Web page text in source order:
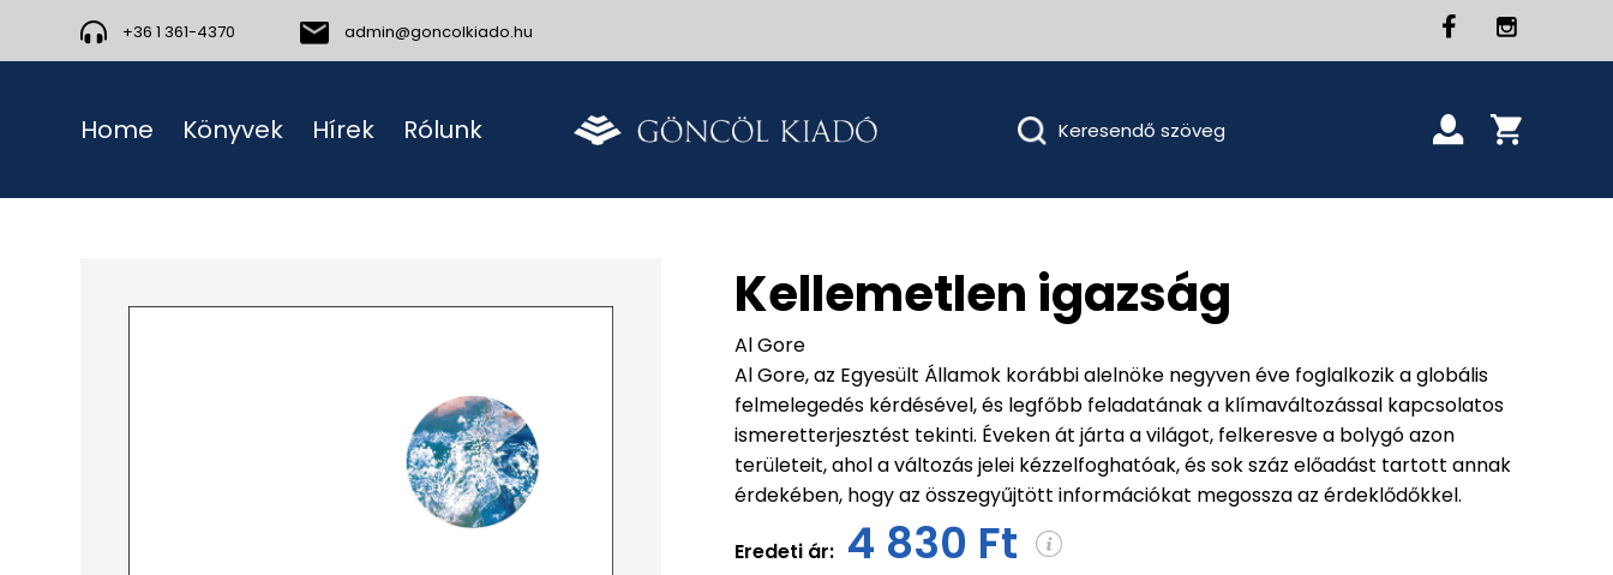
+36 1 361-4370 admin@goncolkiado.hu
Home Könyvek Hírek Rólunk
Kellemetlen igazság
Al Gore
Al Gore, az Egyesült Államok korábbi alelnöke negyven éve foglalkozik a globális
felmelegedés kérdésével, és legfőbb feladatának a klímaváltozással kapcsolatos
ismeretterjesztést tekinti. Éveken át járta a világot, felkeresve a bolygó azon
területeit, ahol a változás jelei kézzelfoghatóak, és sok száz előadást tartott annak
érdekében, hogy az összegyűjtött információkat megossza az érdeklődőkkel.
Eredeti ár: 4 830 Ft